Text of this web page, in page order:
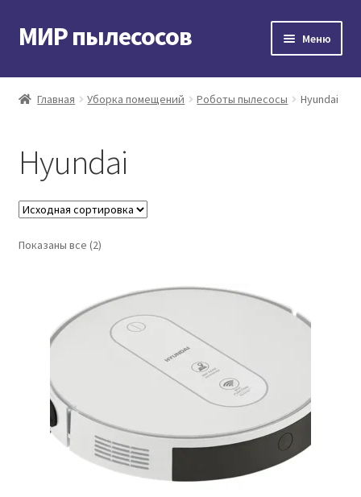
Перейти
к
Перейти
к
МИР пылесосов Меню
Главная
Доставка и оплата
Контакты
Корзина
Главная Уборка помещений Роботы пылесосы Hyundai
Hyundai
Показаны все (2)